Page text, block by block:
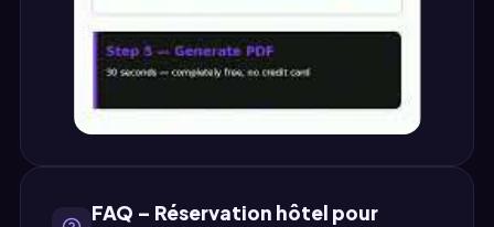
FAQ – Réservation hôtel pour